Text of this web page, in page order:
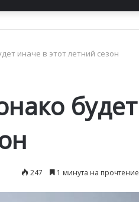
иначе в этот летний сезон
будет
247 1 минута на прочтение